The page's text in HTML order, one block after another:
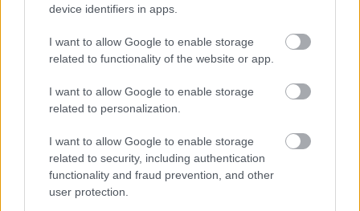
device identifiers in apps.
I want to allow Google to enable storage
related to functionality of the website or app.
I want to allow Google to enable storage
related to personalization.
I want to allow Google to enable storage
related to security, including authentication
functionality and fraud prevention, and other
user protection.
Soha ne használd ezt a jelszót, ha biztonságban akarod
tudni az adataidat: veszélybe kerülhetnek a fiókjaid!